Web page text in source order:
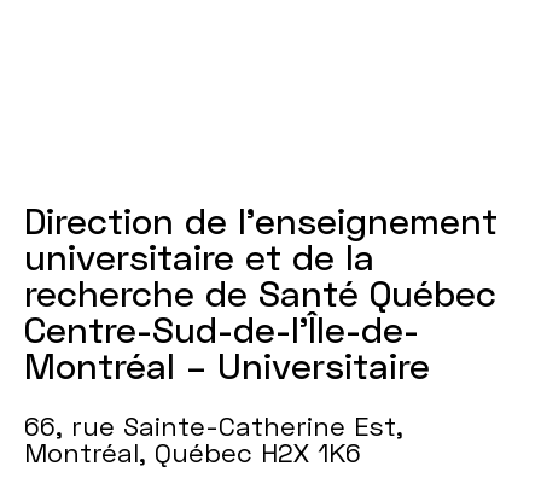
Direction de l'enseignement
universitaire et de la
recherche de Santé Québec
Centre-Sud-de-l’Île-de-
Montréal – Universitaire
66, rue Sainte-Catherine Est,
Montréal, Québec H2X 1K6